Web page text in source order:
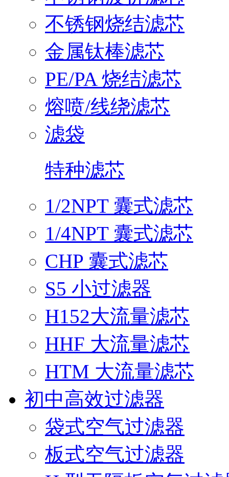
不锈钢烧结滤芯
金属钛棒滤芯
PE/PA 烧结滤芯
熔喷/线绕滤芯
滤袋
特种滤芯
1/2NPT 囊式滤芯
1/4NPT 囊式滤芯
CHP 囊式滤芯
S5 小过滤器
H152大流量滤芯
HHF 大流量滤芯
HTM 大流量滤芯
初中高效过滤器
袋式空气过滤器
板式空气过滤器